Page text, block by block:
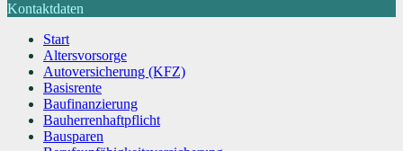
Kontaktdaten
Start
Altersvorsorge
Autoversicherung (KFZ)
Basisrente
Baufinanzierung
Bauherrenhaftpflicht
Bausparen